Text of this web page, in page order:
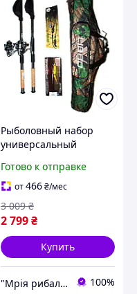
Рыболовный набор
универсальный
Navigators new 2.10м
Готово к отправке
от466₴/мес
2 799₴
3 009 ₴
Купить
"Мрія рибалки" Магазин рибальських снастей 100%